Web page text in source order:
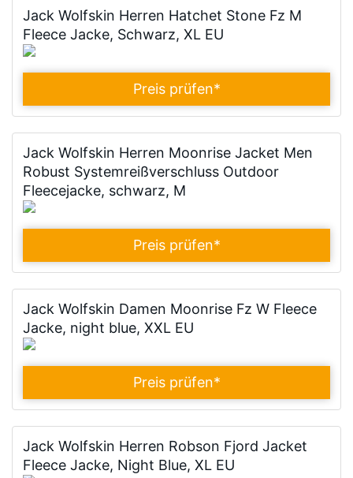
Jack Wolfskin Herren Hatchet Stone Fz M
Fleece Jacke, Schwarz, XL EU
Preis prüfen*
Jack Wolfskin Herren Moonrise Jacket Men
Robust Systemreißverschluss Outdoor
Fleecejacke, schwarz, M
Preis prüfen*
Jack Wolfskin Damen Moonrise Fz W Fleece
Jacke, night blue, XXL EU
Preis prüfen*
Jack Wolfskin Herren Robson Fjord Jacket
Fleece Jacke, Night Blue, XL EU